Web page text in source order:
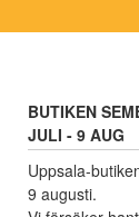
BUTIKEN
JULI - 9 AUG
Uppsala-
9 augusti.